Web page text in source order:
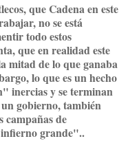
que Cadena en este
no se está
todo estos
que en realidad este
mitad de lo que ganaba
lo que es un hecho
inercias y se terminan
gobierno, también
campañas de
grande"..